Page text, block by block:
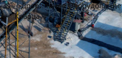
Дробильное
Кварца